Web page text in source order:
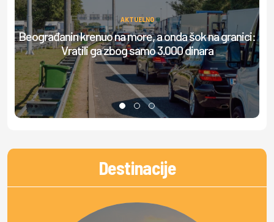
AKTUELNO
Beograđanin krenuo na more, a onda šok na granici:
Vratili ga zbog samo 3.000 dinara
Destinacije